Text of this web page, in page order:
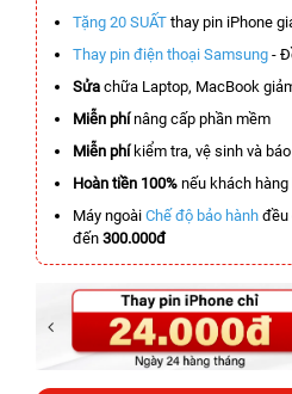
Tặng 20 SUẤT thay pin iPhone
Thay pin điện thoại Samsung -
Sửa chữa Laptop, MacBook
Miễn phínâng cấp phần mềm
Miễn phíkiểm tra, vệ sinh và
Hoàn tiền 100% nếu khách
Máy ngoài Chế độ bảo hành đều
đến 300.000đ